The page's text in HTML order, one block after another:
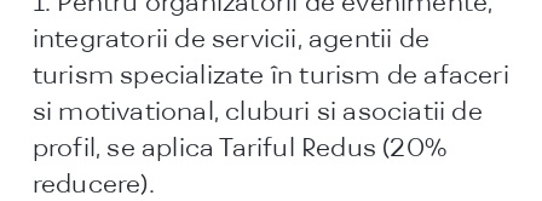
integratorii de servicii, agentii de
turism specializate în turism de afaceri
si motivational, cluburi si asociatii de
profil, se aplica Tariful Redus (20%
reducere).